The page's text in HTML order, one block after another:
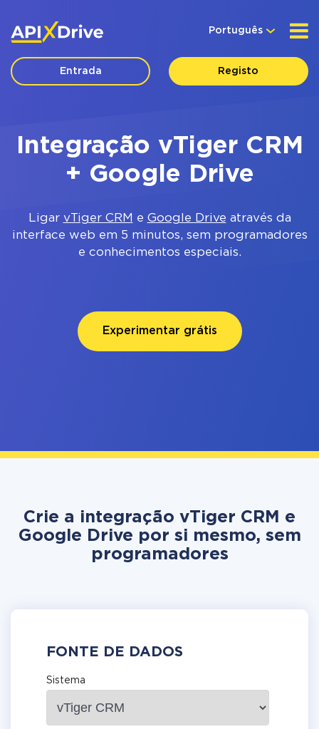
Português
Entrada Registo
Integração vTiger CRM
+ Google Drive
Ligar vTiger CRM e Google Drive através da
interface web em 5 minutos, sem programadores
e conhecimentos especiais.
Experimentar grátis
Crie a integração vTiger CRM e
Google Drive por si mesmo, sem
programadores
FONTE DE DADOS
Sistema